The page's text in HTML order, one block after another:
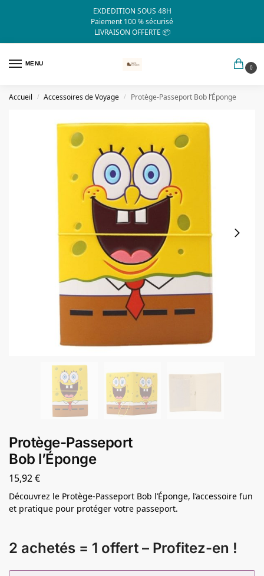
EXDEDITION SOUS 48H
Paiement 100 % sécurisé
LIVRAISON OFFERTE 📦
MENU
0
Accueil / Accessoires de Voyage / Protège-Passeport Bob l’Éponge
Protège-Passeport
Bob l’Éponge
15,92€
Découvrez le Protège-Passeport Bob l’Éponge, l’accessoire fun
et pratique pour protéger votre passeport.
2 achetés = 1 offert – Profitez-en !